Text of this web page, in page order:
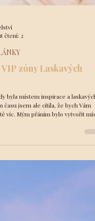
čtení: 2
byla místem inspirace a laskavých
víc. Mým přáním bylo vytvořit
pro inspiraci, povzbuzení a laskavá
týdnem a přinese více klidu,